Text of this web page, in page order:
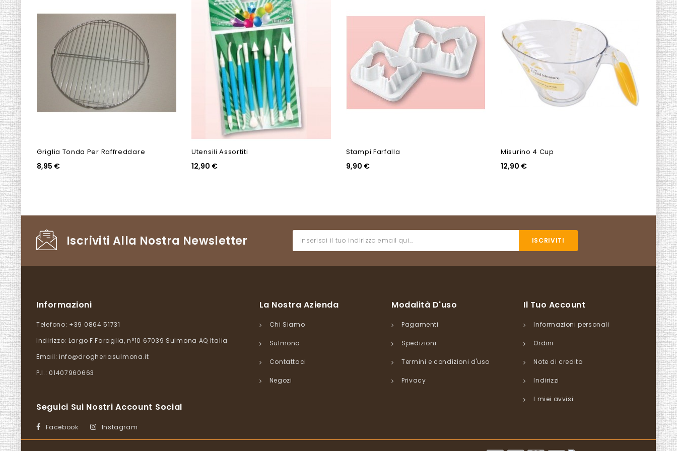
Griglia Tonda Per Raffreddare
8,95 €
Utensili Assortiti
12,90 €
Stampi Farfalla
9,90 €
Misurino 4 Cup
12,90 € 18,50
Iscriviti Alla Nostra Newsletter
Informazioni
Telefono: +39 0864 51731
Indirizzo: Largo F.Faraglia, n°10 67039 Sulmona AQ Italia
Email: info@drogheriasulmona.it
P.I.: 01407960663
La Nostra Azienda
Chi Siamo
Sulmona
Contattaci
Negozi
Modalità D'uso
Pagamenti
Spedizioni
Termini e condizioni d'uso
Privacy
Il Tuo Account
Informazioni personali
Ordini
Note di credito
Indirizzi
I miei avvisi
Seguici Sui Nostri Account Social
Facebook Instagram